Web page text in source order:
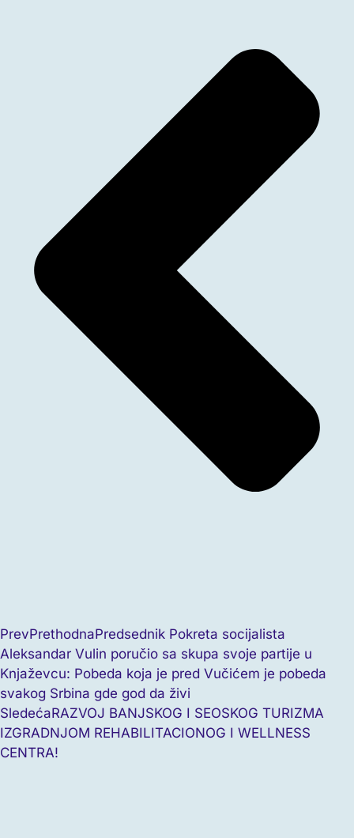
PrevPrethodnaPredsednik Pokreta socijalista
Aleksandar Vulin poručio sa skupa svoje partije u
Knjaževcu: Pobeda koja je pred Vučićem je pobeda
svakog Srbina gde god da živi​
SledećaRAZVOJ BANJSKOG I SEOSKOG TURIZMA
IZGRADNJOM REHABILITACIONOG I WELLNESS
CENTRA!